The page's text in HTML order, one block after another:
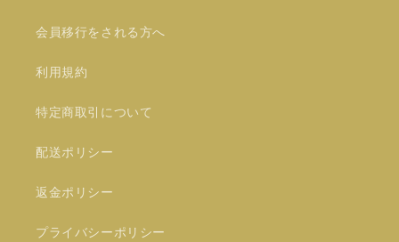
会員移行をされる方へ
利用規約
特定商取引について
配送ポリシー
返金ポリシー
プライバシーポリシー